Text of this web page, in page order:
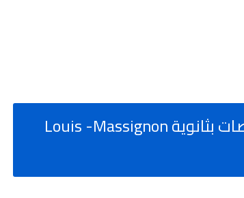
إعلان عن توظيف أساتذة في عدة تخصصات بثانوية Louis -Massignon